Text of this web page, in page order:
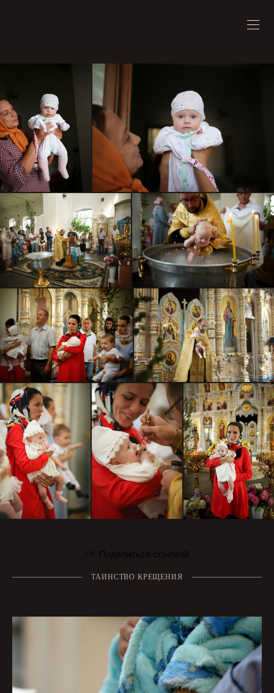
Поделиться ссылкой
ТАИНСТВО КРЕЩЕНИЯ